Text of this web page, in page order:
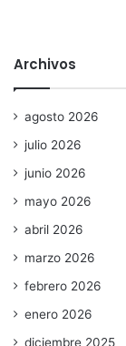
Archivos
agosto 2026
julio 2026
junio 2026
mayo 2026
abril 2026
marzo 2026
febrero 2026
enero 2026
diciembre 2025